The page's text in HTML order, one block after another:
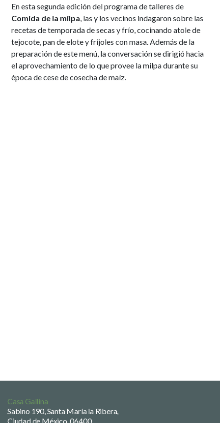
En esta segunda edición del programa de talleres de
Comida de la milpa, las y los vecinos indagaron sobre las
recetas de temporada de secas y frío, cocinando atole de
tejocote, pan de elote y frijoles con masa. Además de la
preparación de este menú, la conversación se dirigió hacia
el aprovechamiento de lo que provee la milpa durante su
época de cese de cosecha de maíz.
Casa Gallina
Sabino 190, Santa María la Ribera,
Ciudad de México, 06400.